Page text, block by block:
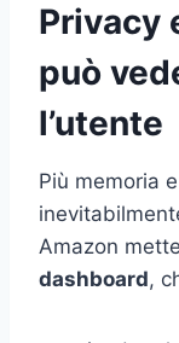
Privacy
può
l’utente
Più memoria
Amazon
dashboard,